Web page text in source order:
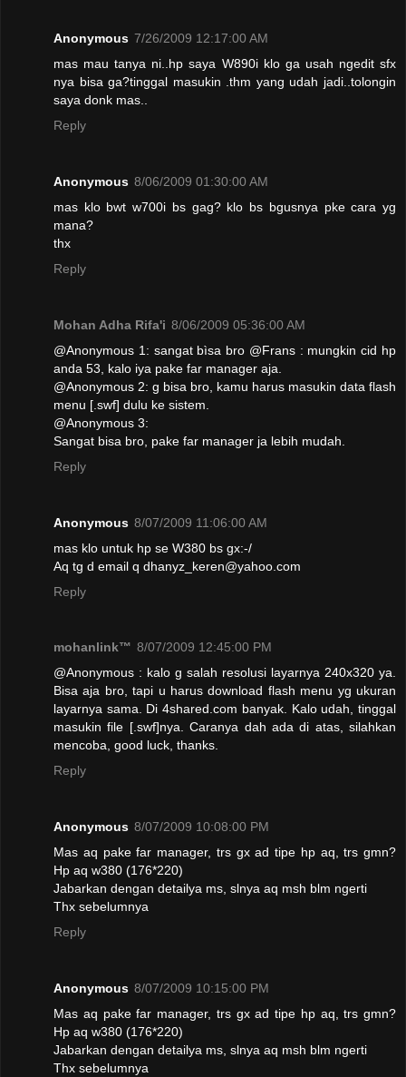
Anonymous 7/26/2009 12:17:00 AM
mas mau tanya ni..hp saya W890i klo ga usah ngedit sfx
nya bisa ga?tinggal masukin .thm yang udah jadi..tolongin
saya donk mas..
Reply
Anonymous 8/06/2009 01:30:00 AM
mas klo bwt w700i bs gag? klo bs bgusnya pke cara yg
mana?
thx
Reply
Mohan Adha Rifa'i 8/06/2009 05:36:00 AM
@Anonymous 1: sangat bìsa bro @Frans : mungkin cid hp
anda 53, kalo iya pake far manager aja.
@Anonymous 2: g bisa bro, kamu harus masukin data flash
menu [.swf] dulu ke sistem.
@Anonymous 3:
Sangat bisa bro, pake far manager ja lebih mudah.
Reply
Anonymous 8/07/2009 11:06:00 AM
mas klo untuk hp se W380 bs gx:-/
Aq tg d email q dhanyz_keren@yahoo.com
Reply
mohanlink™ 8/07/2009 12:45:00 PM
@Anonymous : kalo g salah resolusi layarnya 240x320 ya.
Bisa aja bro, tapi u harus download flash menu yg ukuran
layarnya sama. Di 4shared.com banyak. Kalo udah, tinggal
masukin file [.swf]nya. Caranya dah ada di atas, silahkan
mencoba, good luck, thanks.
Reply
Anonymous 8/07/2009 10:08:00 PM
Mas aq pake far manager, trs gx ad tipe hp aq, trs gmn?
Hp aq w380 (176*220)
Jabarkan dengan detailya ms, slnya aq msh blm ngerti
Thx sebelumnya
Reply
Anonymous 8/07/2009 10:15:00 PM
Mas aq pake far manager, trs gx ad tipe hp aq, trs gmn?
Hp aq w380 (176*220)
Jabarkan dengan detailya ms, slnya aq msh blm ngerti
Thx sebelumnya